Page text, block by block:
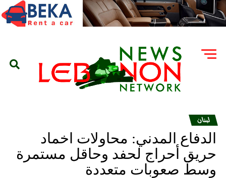
لبنان
الدفاع المدني: محاولات اخماد
حريق أحراج لحفد وحاقل مستمرة
وسط صعوبات متعددة